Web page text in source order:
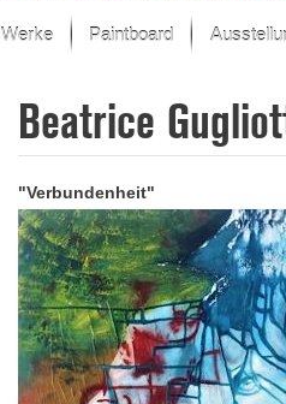
Werke
Der letzte Monat im Fokus
Alle Fokus-Werke
Fokus-Werke
Neue Werke – Auswahl
Alle neuen Werke
Paintboard
Beatrice
"Verbundenheit"